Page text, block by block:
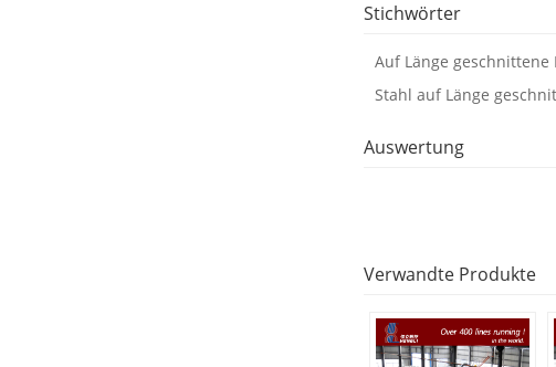
Stichwörter
Auf Länge geschnittene
Stahl auf Länge
Auswertung
Verwandte Produkte